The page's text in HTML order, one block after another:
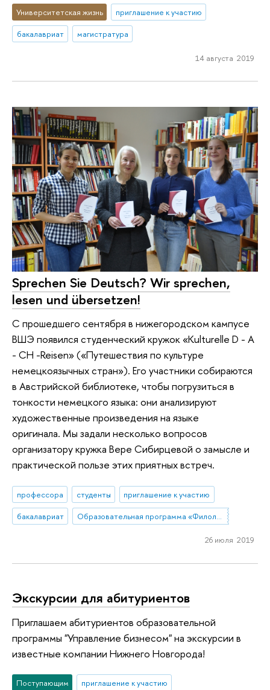
Университетская жизнь
приглашение к участию
бакалавриат
магистратура
14 августа 2019
Sprechen Sie Deutsch? Wir sprechen,
lesen und übersetzen!
С прошедшего сентября в нижегородском кампусе
ВШЭ появился студенческий кружок «Kulturelle D - A
- CH -Reisen» («Путешествия по культуре
немецкоязычных стран»). Его участники собираются
в Австрийской библиотеке, чтобы погрузиться в
тонкости немецкого языка: они анализируют
художественные произведения на языке
оригинала. Мы задали несколько вопросов
организатору кружка Вере Сибирцевой о замысле и
практической пользе этих приятных встреч.
профессора студенты
приглашение к участию
бакалавриат
Образовательная программа «Филология»
26 июля 2019
Экскурсии для абитуриентов
Приглашаем абитуриентов образовательной
программы "Управление бизнесом" на экскурсии в
известные компании Нижнего Новгорода!
Поступающим
приглашение к участию